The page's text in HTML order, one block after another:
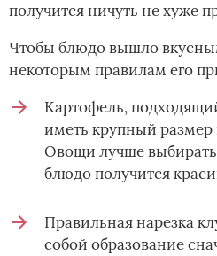
получится ничуть не хуже
Чтобы блюдо вышло
некоторым правилам его
Картофель,
иметь крупный
Овощи лучше выбирать
блюдо получится
Правильная нарезка
собой образование